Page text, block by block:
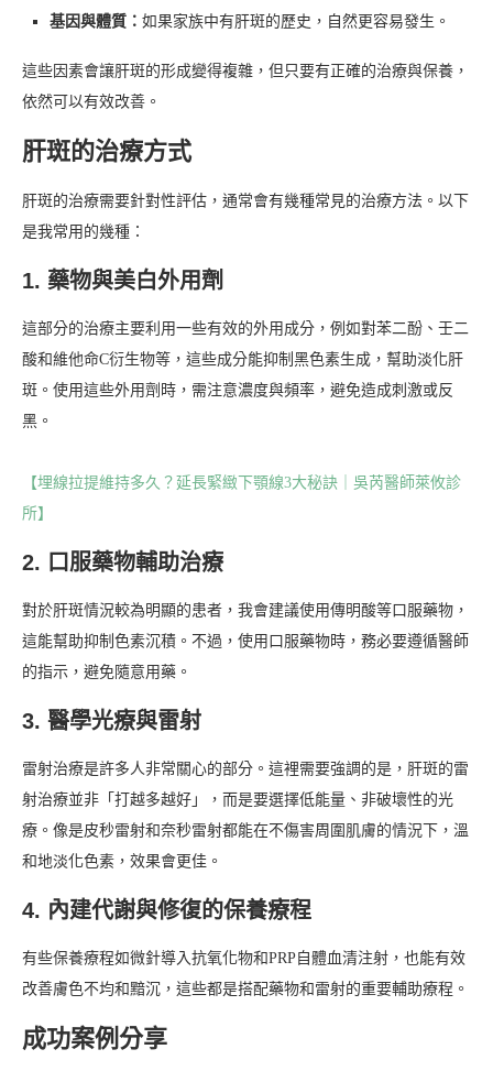
基因與體質： 如果家族中有肝斑的歷史，自然更容易發生。
這些因素會讓肝斑的形成變得複雜，但只要有正確的治療與保養，
依然可以有效改善。
肝斑的治療方式
肝斑的治療需要針對性評估，通常會有幾種常見的治療方法。以下
是我常用的幾種：
1. 藥物與美白外用劑
這部分的治療主要利用一些有效的外用成分，例如對苯二酚、壬二
酸和維他命C衍生物等，這些成分能抑制黑色素生成，幫助淡化肝
斑。使用這些外用劑時，需注意濃度與頻率，避免造成刺激或反
黑。
【埋線拉提維持多久？延長緊緻下顎線3大秘訣｜吳芮醫師萊攸診
所】
2. 口服藥物輔助治療
對於肝斑情況較為明顯的患者，我會建議使用傳明酸等口服藥物，
這能幫助抑制色素沉積。不過，使用口服藥物時，務必要遵循醫師
的指示，避免隨意用藥。
3. 醫學光療與雷射
雷射治療是許多人非常關心的部分。這裡需要強調的是，肝斑的雷
射治療並非「打越多越好」，而是要選擇低能量、非破壞性的光
療。像是皮秒雷射和奈秒雷射都能在不傷害周圍肌膚的情況下，溫
和地淡化色素，效果會更佳。
4. 內建代謝與修復的保養療程
有些保養療程如微針導入抗氧化物和PRP自體血清注射，也能有效
改善膚色不均和黯沉，這些都是搭配藥物和雷射的重要輔助療程。
成功案例分享